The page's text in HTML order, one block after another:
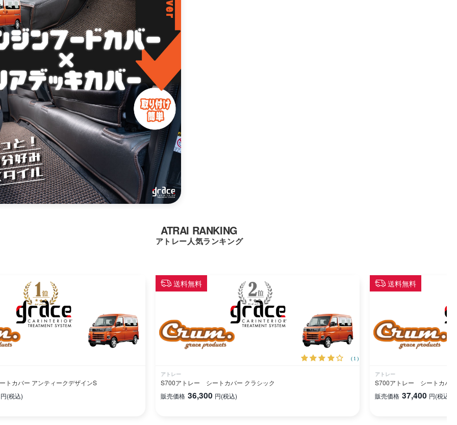
ATRAI RANKING
アトレー人気ランキング
カバー アンティークデザインS
円(税込)
送料無料
(1)
アトレー
S700アトレー シートカバー クラシック
販売価格 36,300 円(税込)
送料無料
アトレー
S700アトレー シートカバ
販売価格 37,400 円(税込)